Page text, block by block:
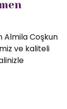
Almila Coşkun
ve kaliteli